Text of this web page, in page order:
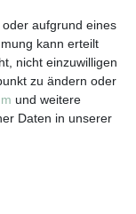
aufgrund eines
kann erteilt
nicht einzuwilligen
zu ändern oder
und weitere
Daten in unserer